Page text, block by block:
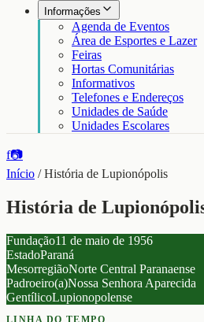
Informações
Agenda de Eventos
Área de Esportes e Lazer
Feiras
Hortas Comunitárias
Informativos
Telefones e Endereços
Unidades de Saúde
Unidades Escolares
f📷
Início /História de Lupionópolis
História de
Fundação11 de maio de 1956
EstadoParaná
MesorregiãoNorte Central Paranaense
Padroeiro(a)Nossa Senhora Aparecida
GentílicoLupionopolense
LINHA DO TEMPO